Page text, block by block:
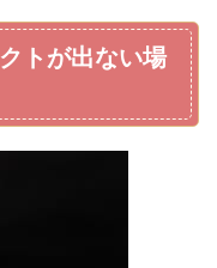
トが出ない場